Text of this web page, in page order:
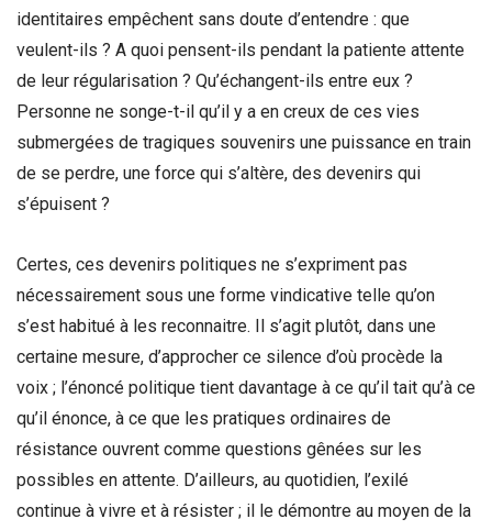
identitaires empêchent sans doute d’entendre : que
veulent-ils ? A quoi pensent-ils pendant la patiente attente
de leur régularisation ? Qu’échangent-ils entre eux ?
Personne ne songe-t-il qu’il y a en creux de ces vies
submergées de tragiques souvenirs une puissance en train
de se perdre, une force qui s’altère, des devenirs qui
s’épuisent ?
Certes, ces devenirs politiques ne s’expriment pas
nécessairement sous une forme vindicative telle qu’on
s’est habitué à les reconnaitre. Il s’agit plutôt, dans une
certaine mesure, d’approcher ce silence d’où procède la
voix ; l’énoncé politique tient davantage à ce qu’il tait qu’à ce
qu’il énonce, à ce que les pratiques ordinaires de
résistance ouvrent comme questions gênées sur les
possibles en attente. D’ailleurs, au quotidien, l’exilé
continue à vivre et à résister ; il le démontre au moyen de la